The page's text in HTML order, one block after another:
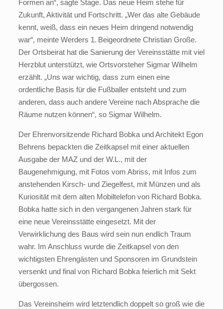
Formen an“, sagte Stage. Das neue Heim stehe für
Zukunft, Aktivität und Fortschritt. „Wer das alte Gebäude
kennt, weiß, dass ein neues Heim dringend notwendig
war“, meinte Werders 1. Beigeordnete Christian Große.
Der Ortsbeirat hat die Sanierung der Vereinsstätte mit viel
Herzblut unterstützt, wie Ortsvorsteher Sigmar Wilhelm
erzählt. „Uns war wichtig, dass zum einen eine
ordentliche Basis für die Fußballer entsteht und zum
anderen, dass auch andere Vereine nach Absprache die
Räume nutzen können“, so Sigmar Wilhelm.
Der Ehrenvorsitzende Richard Bobka und Architekt Egon
Behrens bepackten die Zeitkapsel mit einer aktuellen
Ausgabe der MAZ und der W.L., mit der
Baugenehmigung, mit Fotos vom Abriss, mit Infos zum
anstehenden Kirsch- und Ziegelfest, mit Münzen und als
Kuriosität mit dem alten Mobiltelefon von Richard Bobka.
Bobka hatte sich in den vergangenen Jahren stark für
eine neue Vereinsstätte eingesetzt. Mit der
Verwirklichung des Baus wird sein nun endlich Traum
wahr. Im Anschluss wurde die Zeitkapsel von den
wichtigsten Ehrengästen und Sponsoren im Grundstein
versenkt und final von Richard Bobka feierlich mit Sekt
übergossen.
Das Vereinsheim wird letztendlich doppelt so groß wie die